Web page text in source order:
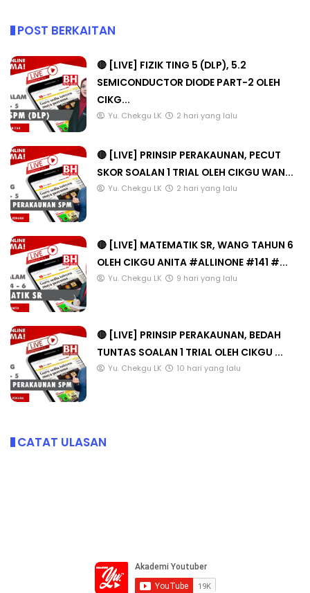
POST BERKAITAN
🔴 [LIVE] FIZIK TING 5 (DLP), 5.2
SEMICONDUCTOR DIODE PART-2 OLEH
CIKG...
Yu. Chekgu LK 2 hari yang lalu
🔴 [LIVE] PRINSIP PERAKAUNAN, PECUT
SKOR SOALAN 1 TRIAL OLEH CIKGU WAN...
Yu. Chekgu LK 2 hari yang lalu
🔴 [LIVE] MATEMATIK SR, WANG TAHUN 6
OLEH CIKGU ANITA #ALLINONE #141 #...
Yu. Chekgu LK 9 hari yang lalu
🔴 [LIVE] PRINSIP PERAKAUNAN, BEDAH
TUNTAS SOALAN 1 TRIAL OLEH CIKGU ...
Yu. Chekgu LK 10 hari yang lalu
CATAT ULASAN